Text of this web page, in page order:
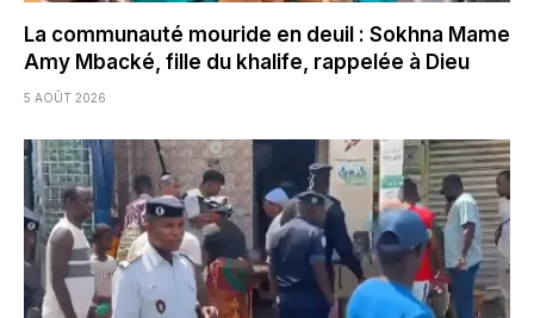
La communauté mouride en deuil : Sokhna Mame
Amy Mbacké, fille du khalife, rappelée à Dieu
5 AOÛT 2026